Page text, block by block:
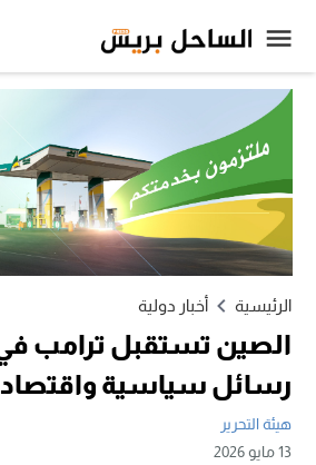
الرئيسية أخبار دولية
الصين تستقبل ترامب في
رسائل سياسية
هيئة التحرير
13 مايو 2026